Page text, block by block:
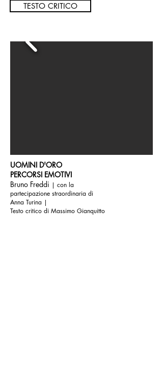
TESTO CRITICO
UOMINI D'ORO
PERCORSI EMOTIVI
Bruno Freddi | con la
partecipazione straordinaria di
Anna Turina |
Testo critico di Massimo Gianquitto